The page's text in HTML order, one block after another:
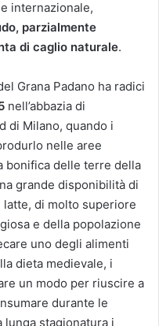
internazionale,
parzialmente
di caglio naturale.
Grana Padano ha radici
nell’abbazia di
di Milano, quando i
nelle aree
bonifica delle terre della
grande disponibilità di
di molto superiore
e della popolazione
uno degli alimenti
dieta medievale, i
un modo per riuscire a
durante le
stagionatura i